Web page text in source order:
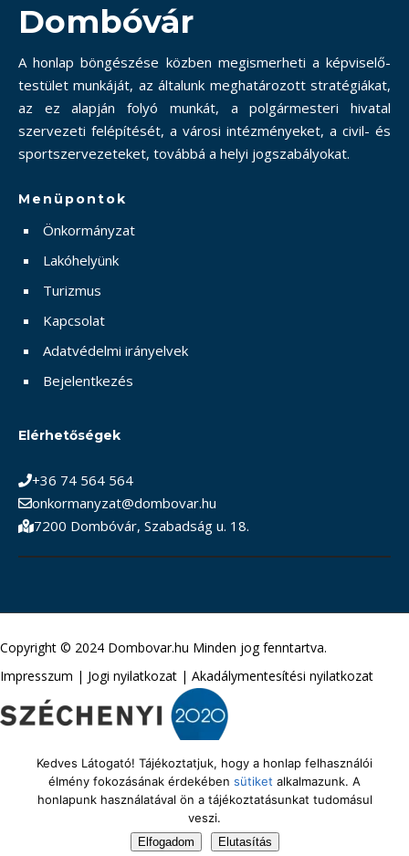
Dombóvár
A honlap böngészése közben megismerheti a képviselő-
testület munkáját, az általunk meghatározott stratégiákat,
az ez alapján folyó munkát, a polgármesteri hivatal
szervezeti felépítését, a városi intézményeket, a civil- és
sportszervezeteket, továbbá a helyi jogszabályokat.
Menüpontok
Önkormányzat
Lakóhelyünk
Turizmus
Kapcsolat
Adatvédelmi irányelvek
Bejelentkezés
Elérhetőségek
+36 74 564 564
onkormanyzat@dombovar.hu
7200 Dombóvár, Szabadság u. 18.
Copyright © 2024 Dombovar.hu Minden jog fenntartva.
Impresszum | Jogi nyilatkozat | Akadálymentesítési nyilatkozat
Kedves Látogató! Tájékoztatjuk, hogy a honlap felhasználói
élmény fokozásának érdekében sütiket alkalmazunk. A
honlapunk használatával ön a tájékoztatásunkat tudomásul
veszi.
Elfogadom Elutasítás